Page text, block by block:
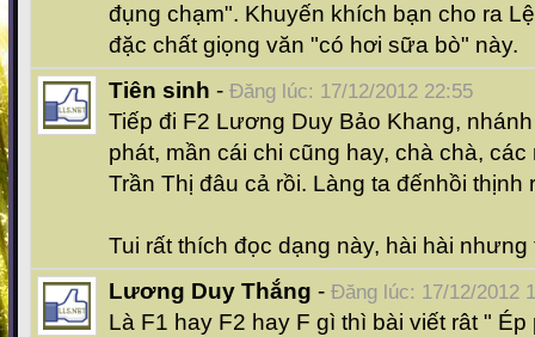
đụng chạm". Khuyến khích bạn cho ra
đặc chất giọng văn "có hơi sữa bò" này.
Tiên sinh - Đăng lúc: 17/12/2012 22:55
Tiếp đi F2 Lương Duy Bảo Khang,
phát, mần cái chi cũng hay, chà chà,
Trần Thị đâu cả rồi. Làng ta đếnhồi thịnh
Tui rất thích đọc dạng này, hài hài nhưng
Lương Duy Thắng - Đăng lúc: 17/12/2012
Là F1 hay F2 hay F gì thì bài viết rât "